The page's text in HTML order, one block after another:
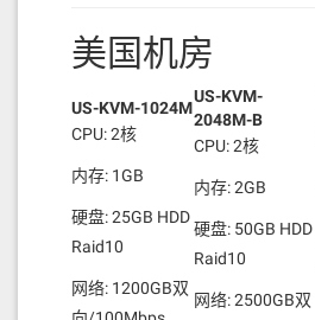
美国机房
US-KVM-1024M
CPU: 2核
内存: 1GB
硬盘: 25GB HDD
Raid10
网络: 1200GB双
US-KVM-
2048M-B
CPU: 2核
内存: 2GB
硬盘: 50GB HDD
Raid10
网络: 2500GB双